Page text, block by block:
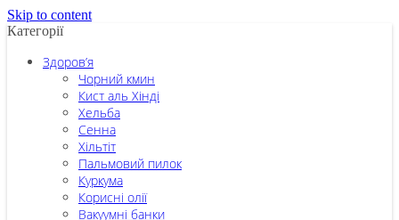
Skip to content
Категорії
Здоров’я
Чорний кмин
Кист аль Хінді
Хельба
Сенна
Хільтіт
Пальмовий пилок
Куркума
Корисні олії
Вакуумні банки